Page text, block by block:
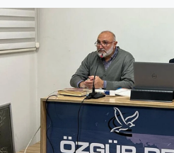
AKTÜEL
EĞİTİM
İLÇELER
Son Dakika Haberleri
Haber Arşivi